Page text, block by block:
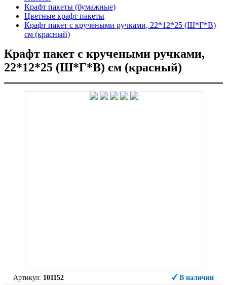
Крафт пакеты (бумажные)
Цветные крафт пакеты
Крафт пакет с кручеными ручками, 22*12*25 (Ш*Г*В)
см (красный)
Крафт пакет с кручеными ручками,
22*12*25 (Ш*Г*В) см (красный)
Артикул: 101152 В наличии